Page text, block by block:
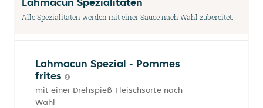
Alle Spezialitäten werden mit einer Sauce nach Wahl zubereitet.
Lahmacun Spezial - Pommes
frites
mit einer Drehspieß-Fleischsorte nach
Wahl